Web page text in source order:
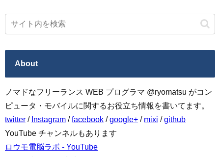
About
ノマドなフリーランス WEB プログラマ @ryomatsu がコン
ピュータ・モバイルに関するお役立ち情報を書いてます。
twitter / Instagram /facebook /google+ / mixi /github
YouTube チャンネルもあります
ロウモ電脳ラボ - YouTube